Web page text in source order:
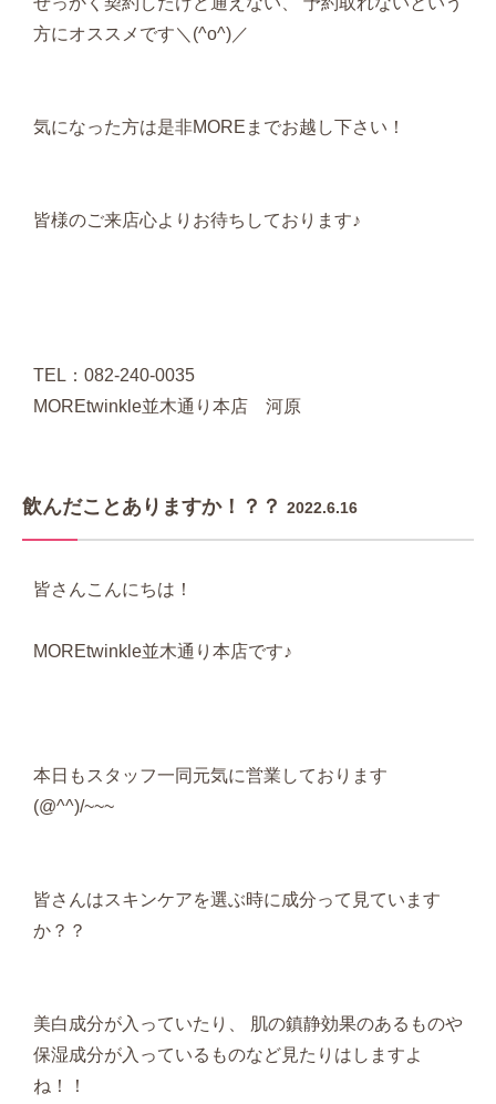
方にオススメです＼(^o^)／
気になった方は是非MOREまでお越し下さい！
皆様のご来店心よりお待ちしております♪
TEL：082-240-0035
MOREtwinkle並木通り本店 河原
飲んだことありますか！？？ 2022.6.16
皆さんこんにちは！
MOREtwinkle並木通り本店です♪
本日もスタッフ一同元気に営業しております
(@^^)/~~~
皆さんはスキンケアを選ぶ時に成分って見ています
か？？
美白成分が入っていたり、 肌の鎮静効果のあるものや
保湿成分が入っているものなど見たりはしますよ
ね！！